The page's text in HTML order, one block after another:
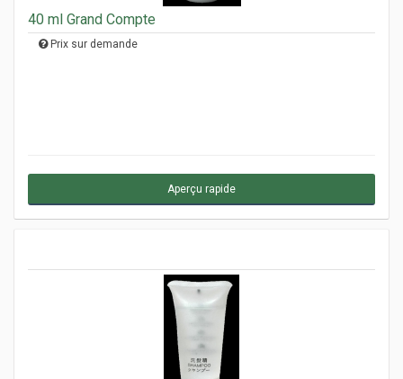
40 ml Grand Compte
Prix sur demande
Aperçu rapide